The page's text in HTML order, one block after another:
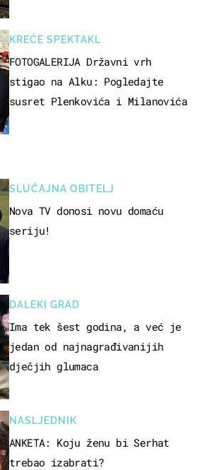
KREĆE SPEKTAKL
FOTOGALERIJA Državni vrh
stigao na Alku: Pogledajte
susret Plenkovića i Milanovića
SLUČAJNA OBITELJ
Nova TV donosi novu domaću
seriju!
DALEKI GRAD
Ima tek šest godina, a već je
jedan od najnagrađivanijih
dječjih glumaca
NASLJEDNIK
ANKETA: Koju ženu bi Serhat
trebao izabrati?